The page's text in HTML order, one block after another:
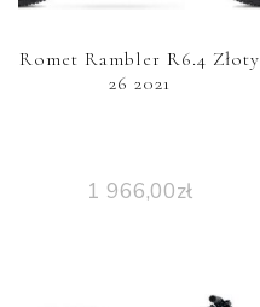
Romet Rambler R6.4 Złoty
26 2021
1 966,00zł